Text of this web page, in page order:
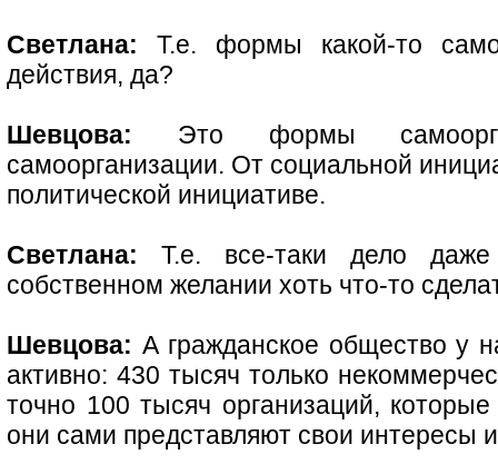
Светлана: Т.е. формы какой-то
действия, да?
Шевцова: Это формы
самоорганизации. От социальной
политической инициативе.
Светлана: Т.е. все-таки дело
собственном желании хоть что-то
Шевцова: А гражданское общество у
активно: 430 тысяч только
точно 100 тысяч организаций,
они сами представляют свои интересы